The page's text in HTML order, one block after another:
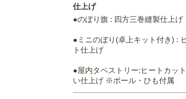
仕上げ
●のぼり旗 : 四方三巻縫製仕上げ
●ミニのぼり(卓上キット付き) :
ト仕上げ
●屋内タペストリー:ヒートカッ
い仕上げ ※ポール・ひも付属